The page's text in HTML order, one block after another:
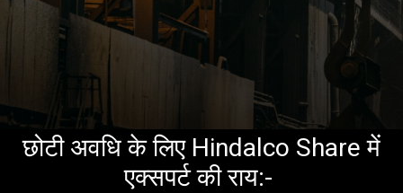
छोटी अवधि के लिए Hindalco Share में
एक्सपर्ट की राय:-